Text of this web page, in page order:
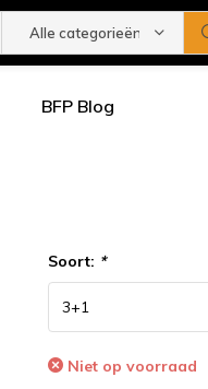
Alle categorieën
BFP Blog
Soort: *
Niet op voorraad